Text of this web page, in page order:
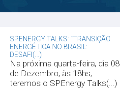
SPENERGY TALKS: “TRANSIÇÃO
ENERGÉTICA NO BRASIL:
DESAFI(...)
Na próxima quarta-feira, dia 08
de Dezembro, às 18hs,
teremos o SPEnergy Talks(...)